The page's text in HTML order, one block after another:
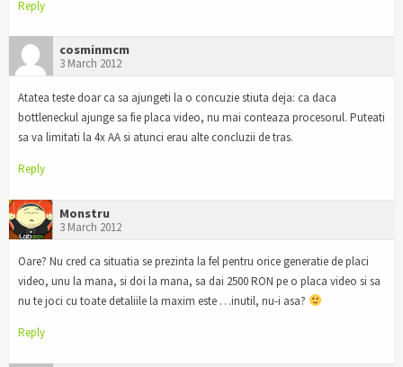
Reply
cosminmcm
3 March 2012
Atatea teste doar ca sa ajungeti la o concuzie stiuta deja: ca daca
bottleneckul ajunge sa fie placa video, nu mai conteaza procesorul. Puteati
sa va limitati la 4x AA si atunci erau alte concluzii de tras.
Reply
Monstru
3 March 2012
Oare? Nu cred ca situatia se prezinta la fel pentru orice generatie de placi
video, unu la mana, si doi la mana, sa dai 2500 RON pe o placa video si sa
nu te joci cu toate detaliile la maxim este …inutil, nu-i asa?
Reply